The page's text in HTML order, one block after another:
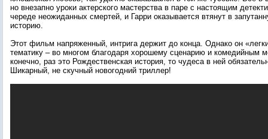
но внезапно уроки актерского мастерства в паре с настоящим
череде неожиданных смертей, и Гарри оказывается втянут в
историю.
Этот фильм напряженный, интрига держит до конца. Однако он
тематику – во многом благодаря хорошему сценарию и комедийным
конечно, раз это Рождественская история, то чудеса в ней
Шикарный, не скучный новогодний триллер!